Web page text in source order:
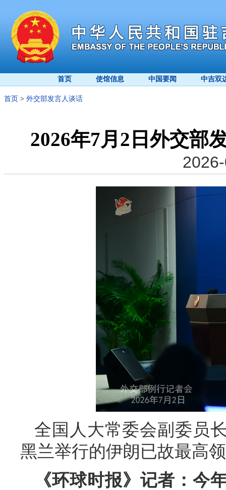
首页 使馆信息 中国要闻 中吉双
首页 > 外交部发言人谈话
2026年7月2日外交部
全国人大常委会副委员
黑兰举行的伊朗已故最高
《环球时报》记者：今